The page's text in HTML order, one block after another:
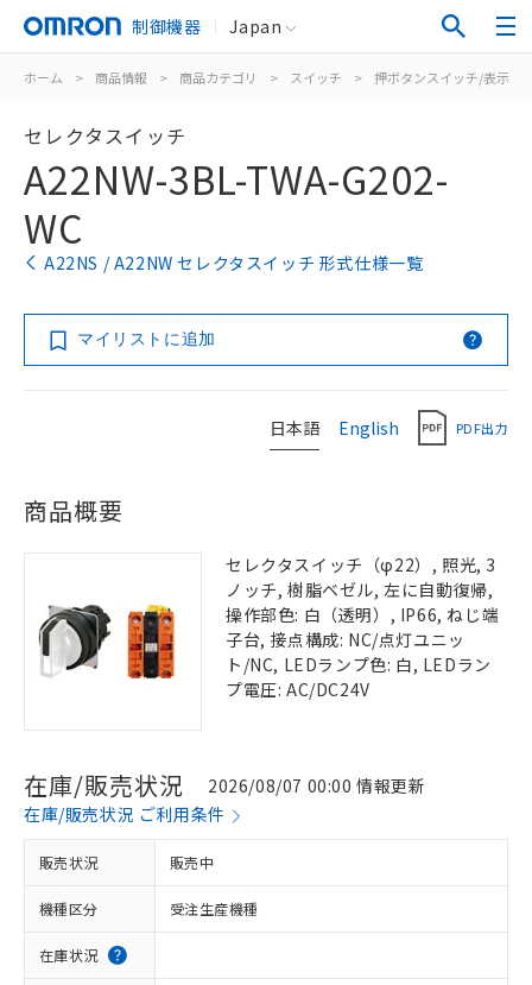
制御機器 Japan
ホーム > 商品情報 > 商品カテゴリ > スイッチ > 押ボタンスイッチ/表示灯
セレクタスイッチ
A22NW-3BL-TWA-G202-
WC
A22NS / A22NW セレクタスイッチ 形式仕様一覧
マイリストに追加
日本語 English PDF出力
商品概要
セレクタスイッチ（φ22）, 照光, 3
ノッチ, 樹脂ベゼル, 左に自動復帰,
操作部色: 白（透明）, IP66, ねじ端
子台, 接点構成: NC/点灯ユニッ
ト/NC, LEDランプ色: 白, LEDラン
プ電圧: AC/DC24V
在庫/販売状況
2026/08/07 00:00 情報更新
在庫/販売状況 ご利用条件
販売状況 販売中
機種区分 受注生産機種
在庫状況